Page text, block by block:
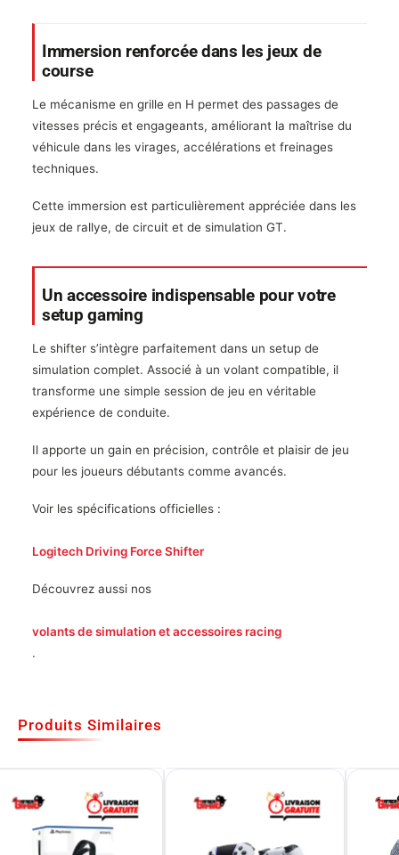
Immersion renforcée dans les jeux de
course
Le mécanisme en grille en H permet des passages de
vitesses précis et engageants, améliorant la maîtrise du
véhicule dans les virages, accélérations et freinages
techniques.
Cette immersion est particulièrement appréciée dans les
jeux de rallye, de circuit et de simulation GT.
Un accessoire indispensable pour votre
setup gaming
Le shifter s’intègre parfaitement dans un setup de
simulation complet. Associé à un volant compatible, il
transforme une simple session de jeu en véritable
expérience de conduite.
Il apporte un gain en précision, contrôle et plaisir de jeu
pour les joueurs débutants comme avancés.
Voir les spécifications officielles :
Logitech Driving Force Shifter
Découvrez aussi nos
volants de simulation et accessoires racing
.
Produits Similaires